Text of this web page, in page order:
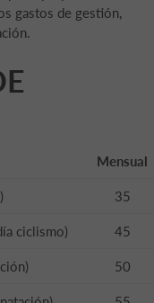
gastos de gestión,
Mensual
35
ciclismo) 45
50